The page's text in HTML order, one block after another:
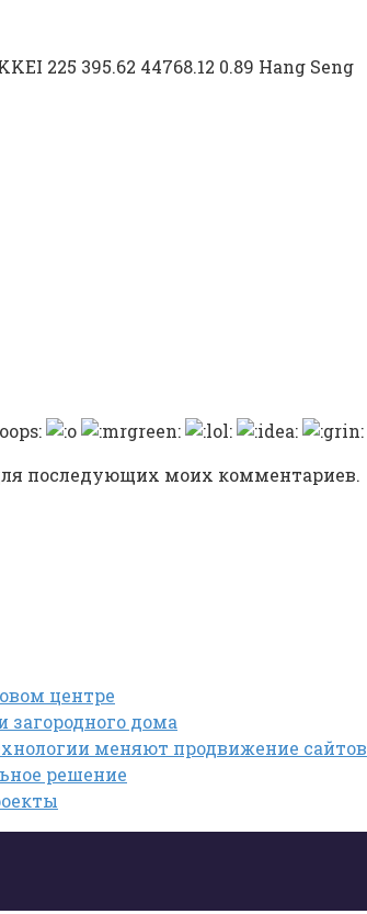
225 395.62 44768.12 0.89 Hang Seng
последующих моих комментариев.
центре
загородного дома
меняют продвижение сайтов
решение